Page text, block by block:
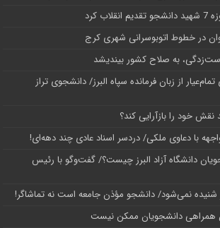
به صلاح کشور بیندیشد
از زبان فرمانده سپاه البرز/ دانشجوی تراز
نقش خود را بازآرایی کند؟
با دعاوی ملکی/ دردسر اسناد عادی چند‌ دهه‌ای!
دانشگاه آزاد البرز چیست؟/ گفت‌وگو با رئیس
نمی‌شود/ دانشجو مؤذن جامعه است نه تماشاگر!
همراهی دانشجویان ممکن نیست